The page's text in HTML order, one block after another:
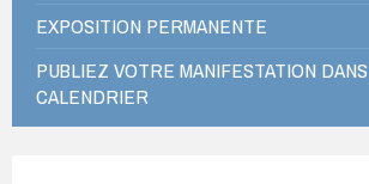
EXPOSITION PERMANENTE
PUBLIEZ VOTRE MANIFESTATION
CALENDRIER